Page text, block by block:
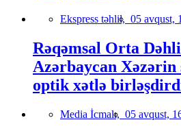
Ekspress təhlil, 05 avqust,
Rəqəmsal Orta
Azərbaycan
optik xətlə
Media İcmalı, 05 avqust,